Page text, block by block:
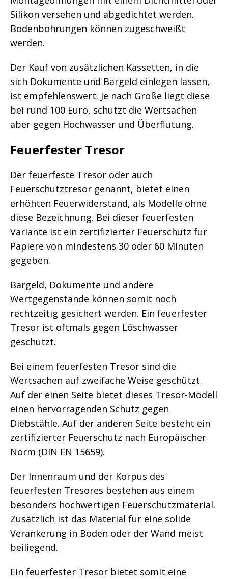
Silikon versehen und abgedichtet werden.
Bodenbohrungen können zugeschweißt
werden.
Der Kauf von zusätzlichen Kassetten, in die
sich Dokumente und Bargeld einlegen lassen,
ist empfehlenswert. Je nach Größe liegt diese
bei rund 100 Euro, schützt die Wertsachen
aber gegen Hochwasser und Überflutung.
Feuerfester Tresor
Der feuerfeste Tresor oder auch
Feuerschutztresor genannt, bietet einen
erhöhten Feuerwiderstand, als Modelle ohne
diese Bezeichnung. Bei dieser feuerfesten
Variante ist ein zertifizierter Feuerschutz für
Papiere von mindestens 30 oder 60 Minuten
gegeben.
Bargeld, Dokumente und andere
Wertgegenstände können somit noch
rechtzeitig gesichert werden. Ein feuerfester
Tresor ist oftmals gegen Löschwasser
geschützt.
Bei einem feuerfesten Tresor sind die
Wertsachen auf zweifache Weise geschützt.
Auf der einen Seite bietet dieses Tresor-Modell
einen hervorragenden Schutz gegen
Diebstähle. Auf der anderen Seite besteht ein
zertifizierter Feuerschutz nach Europäischer
Norm (DIN EN 15659).
Der Innenraum und der Korpus des
feuerfesten Tresores bestehen aus einem
besonders hochwertigen Feuerschutzmaterial.
Zusätzlich ist das Material für eine solide
Verankerung in Boden oder der Wand meist
beiliegend.
Ein feuerfester Tresor bietet somit eine